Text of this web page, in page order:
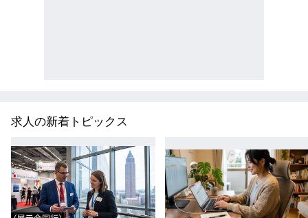
求人の新着トピックス